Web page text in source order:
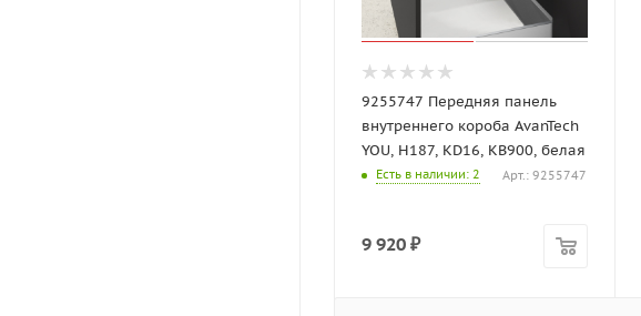
9255747 Передняя панель
внутреннего короба AvanTech
YOU, H187, KD16, KB900, белая
Есть в наличии: 2 Арт.: 9255747
9 920 ₽